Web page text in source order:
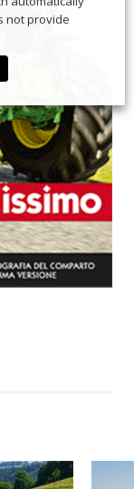
not provide